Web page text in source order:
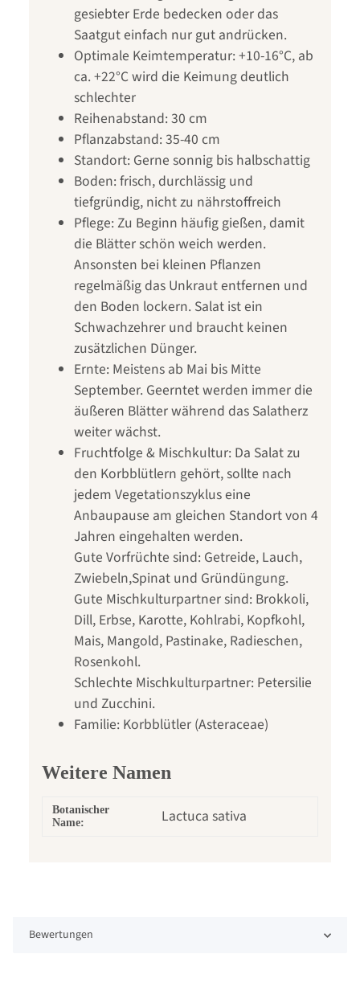
gesiebter Erde bedecken oder das
Saatgut einfach nur gut andrücken.
Optimale Keimtemperatur: +10-16°C, ab
ca. +22°C wird die Keimung deutlich
schlechter
Reihenabstand: 30 cm
Pflanzabstand: 35-40 cm
Standort: Gerne sonnig bis halbschattig
Boden: frisch, durchlässig und
tiefgründig, nicht zu nährstoffreich
Pflege: Zu Beginn häufig gießen, damit
die Blätter schön weich werden.
Ansonsten bei kleinen Pflanzen
regelmäßig das Unkraut entfernen und
den Boden lockern. Salat ist ein
Schwachzehrer und braucht keinen
zusätzlichen Dünger.
Ernte: Meistens ab Mai bis Mitte
September. Geerntet werden immer die
äußeren Blätter während das Salatherz
weiter wächst.
Fruchtfolge & Mischkultur: Da Salat zu
den Korbblütlern gehört, sollte nach
jedem Vegetationszyklus eine
Anbaupause am gleichen Standort von 4
Jahren eingehalten werden.
Gute Vorfrüchte sind: Getreide, Lauch,
Zwiebeln,Spinat und Gründüngung.
Gute Mischkulturpartner sind: Brokkoli,
Dill, Erbse, Karotte, Kohlrabi, Kopfkohl,
Mais, Mangold, Pastinake, Radieschen,
Rosenkohl.
Schlechte Mischkulturpartner: Petersilie
und Zucchini.
Familie: Korbblütler (Asteraceae)
Weitere Namen
Botanischer
Name:
Lactuca sativa
Bewertungen